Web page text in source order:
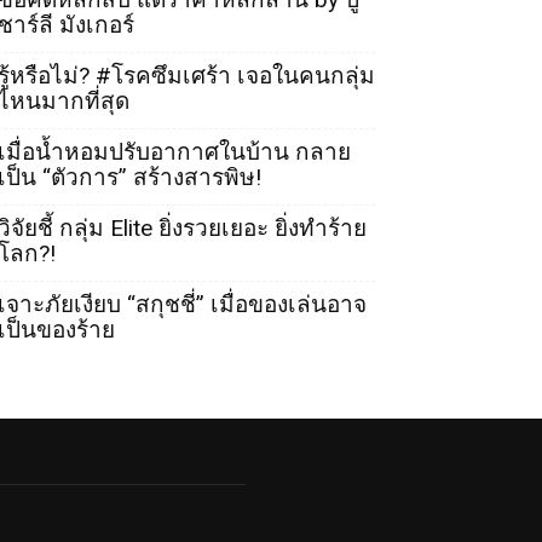
าร์ลี มังเกอร์
หรือไม่? #โรคซึมเศร้า เจอในคนกลุ่ม
หนมากที่สุด
มื่อน้ำหอมปรับอากาศในบ้าน กลาย
ป็น “ตัวการ” สร้างสารพิษ!
จัยชี้ กลุ่ม Elite ยิ่งรวยเยอะ ยิ่งทำร้าย
ลก?!
จาะภัยเงียบ “สกุชชี่” เมื่อของเล่นอาจ
ป็นของร้าย